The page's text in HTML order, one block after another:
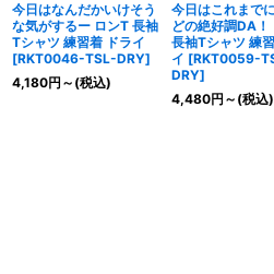
今日はなんだかいけそう
な気がするー ロンT 長袖
Tシャツ 練習着 ドライ
[RKT0046-TSL-DRY]
4,180円 ～ (税込)
今日はこれまで
どの絶好調DA！
長袖Tシャツ 練
イ [RKT0059-
DRY]
4,480円 ～ (税込)